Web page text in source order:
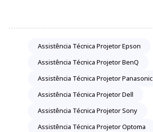
Assistência Técnica Projetor Epson
Assistência Técnica Projetor BenQ
Assistência Técnica Projetor Panasonic
Assistência Técnica Projetor Dell
Assistência Técnica Projetor Sony
Assistência Técnica Projetor Optoma